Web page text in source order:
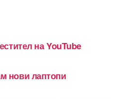
на YouTube
нови лаптопи